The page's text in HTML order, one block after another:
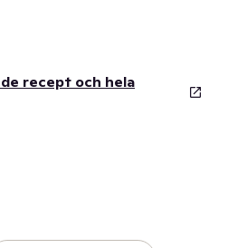
recept och hela